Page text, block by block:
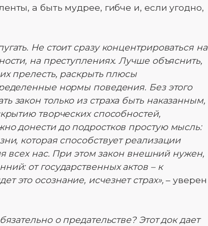
а быть мудрее, гибче и, если угодно,
Не стоит сразу концентрироваться на
на преступлениях. Лучше объяснить,
прелесть, раскрыть плюсы
нормы поведения. Без этого
закон только из страха быть наказанным,
творческих способностей,
донести до подростков простую мысль:
которая способствует реализации
всех нас. При этом закон внешний нужен,
от государственных актов – к
это осознание, исчезнет страх»,– уверен
о предательстве? Этот док дает